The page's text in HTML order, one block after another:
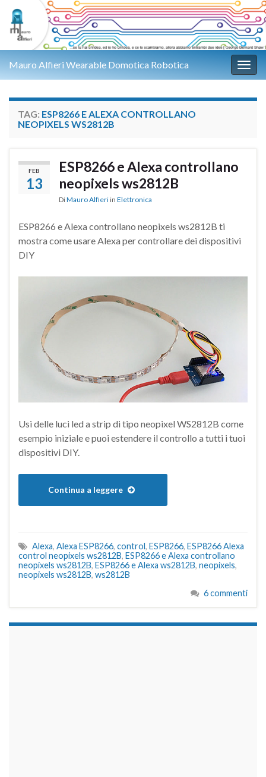
Mauro Alfieri Wearable Domotica Robotica
TAG: ESP8266 E ALEXA CONTROLLANO
NEOPIXELS WS2812B
FEB
13
ESP8266 e Alexa controllano
neopixels ws2812B
DiMauro Alfieri in Elettronica
ESP8266 e Alexa controllano neopixels ws2812B ti
mostra come usare Alexa per controllare dei dispositivi
DIY
Usi delle luci led a strip di tipo neopixel WS2812B come
esempio iniziale e puoi estendere il controllo a tutti i tuoi
dispositivi DIY.
Continua a leggere
Alexa, Alexa ESP8266, control, ESP8266, ESP8266 Alexa
control neopixels ws2812B, ESP8266 e Alexa controllano
neopixels ws2812B, ESP8266 e Alexa ws2812B, neopixels,
neopixels ws2812B, ws2812B
6 commenti